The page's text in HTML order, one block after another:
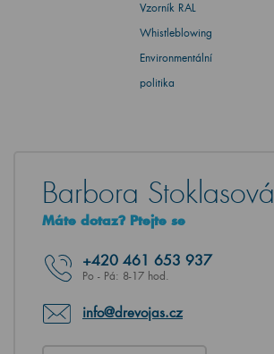
Vzorník RAL
Whistleblowing
Environmentální
politika
Barbora Stoklasová
Máte dotaz? Ptejte se
+420 461 653 937
Po - Pá: 8-17 hod.
info@drevojas.cz